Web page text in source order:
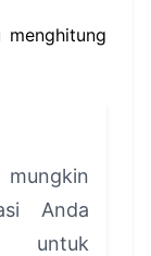
menghitung
Anda
untuk